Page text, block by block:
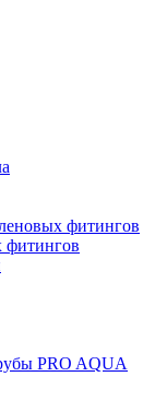
фитингов
фитингов
PRO AQUA